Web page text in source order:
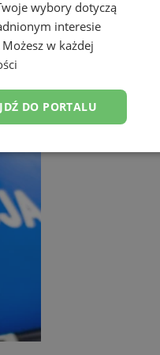
wybory dotyczą
interesie
Możesz w każdej
DO PORTALU
Niesklasyfikowane
logowanie użytkownika i